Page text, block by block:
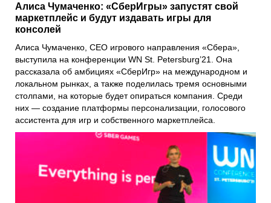
Алиса Чумаченко: «СберИгры» запустят свой
маркетплейс и будут издавать игры для
консолей
Алиса Чумаченко , CEO игрового направления «Сбера»,
выступила на конференции WN St. Petersburg’21
. Она
рассказала об амбициях «СберИгр» на международном и
локальном рынках, а также поделилась тремя основными
столпами, на которые будет опираться компания. Среди
них — создание платформы персонализации, голосового
ассистента для игр и собственного маркетплейса.